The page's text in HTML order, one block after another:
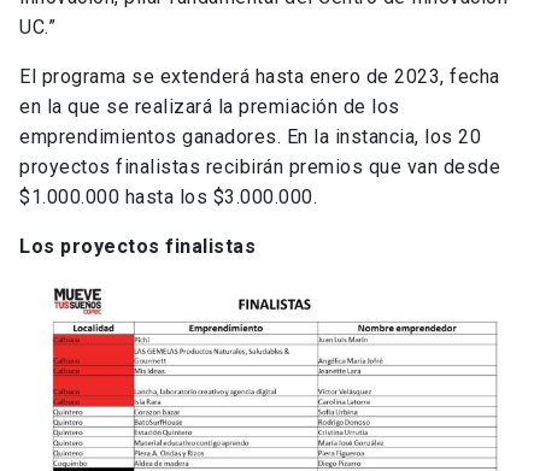
UC.”
El programa se extenderá hasta enero de 2023, fecha
en la que se realizará la premiación de los
emprendimientos ganadores. En la instancia, los 20
proyectos finalistas recibirán premios que van desde
$1.000.000 hasta los $3.000.000.
Los proyectos finalistas